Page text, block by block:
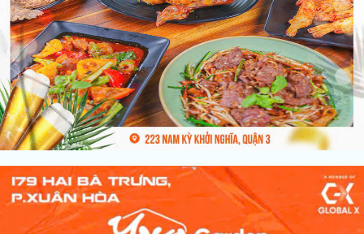
RICHSTAR TÂN PHÚ
Vị trí: 239-241-278 Hòa..
Giá: 1, 69 tỷ/căn 2PN
SAIGON ROYAL BẾN..
Vị trí: 2 Mặt tiền 34 -35..
Giá: Liên hệ 0939 68 62 68